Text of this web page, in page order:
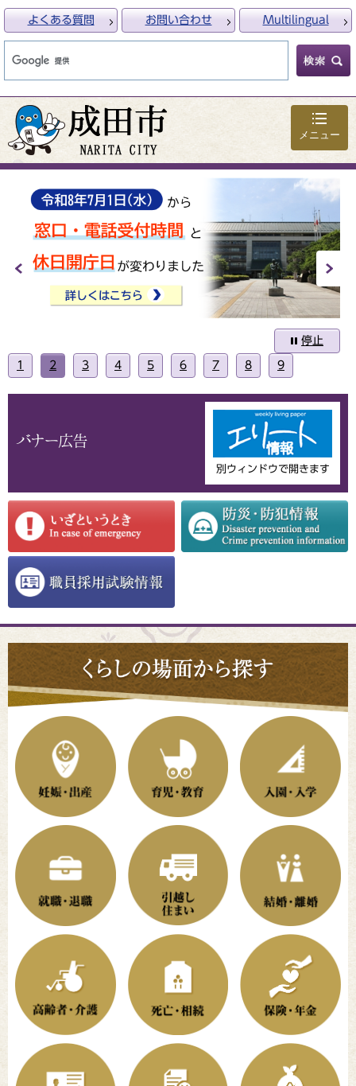
メニュー
よくある質問 お問い合わせ Multilingual
前へ
停止
1 2 3 4 5 6 7 8 9
別ウィンドウで開きます